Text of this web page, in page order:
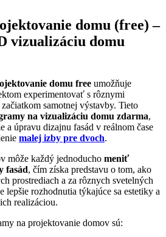
domu (free) –
vizualizáciu domu
domu free umožňuje
experimentovať s rôznymi
samotnej výstavby. Tieto
na vizualizáciu domu zdarma,
a úpravu dizajnu fasád v reálnom čase
malej izby pre dvoch.
môže každý jednoducho meniť
fasád, čím získa predstavu o tom, ako
prostrediach a za rôznych svetelných
lepšie rozhodnutia týkajúce sa estetiky a
realizáciou.
na projektovanie domov sú: